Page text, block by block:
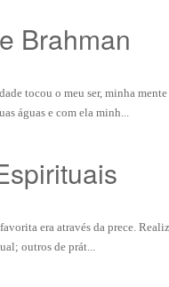
Brahman
tocou o meu ser, minha
águas e com ela minh...
era através da prece.
outros de prát...